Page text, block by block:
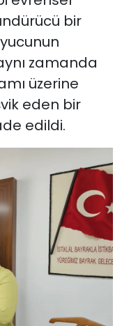
bir
zamanda
üzerine
eden bir
edildi.